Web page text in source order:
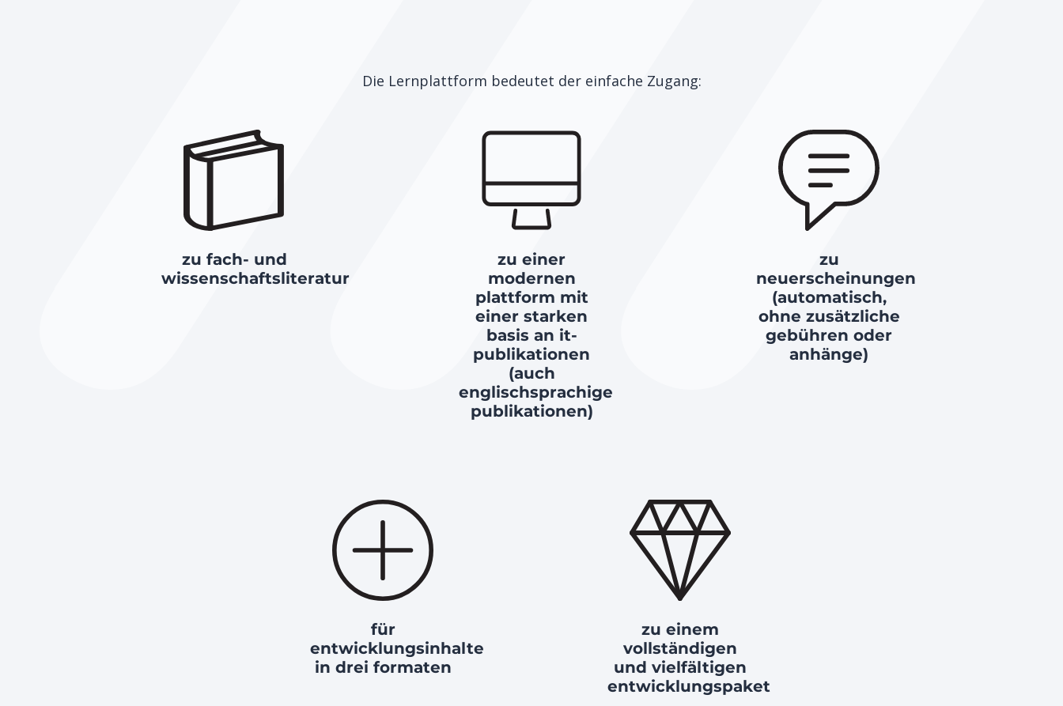
Die Lernplattform bedeutet der einfache Zugang:
zu fach- und
wissenschaftsliteratur
zu einer
modernen
plattform mit
einer starken
basis an it-
publikationen
(auch
englischsprachige
publikationen)
zu
neuerscheinungen
(automatisch,
ohne zusätzliche
gebühren oder
anhänge)
für
entwicklungsinhalte
in drei formaten
zu einem
vollständigen
und vielfältigen
entwicklungspaket